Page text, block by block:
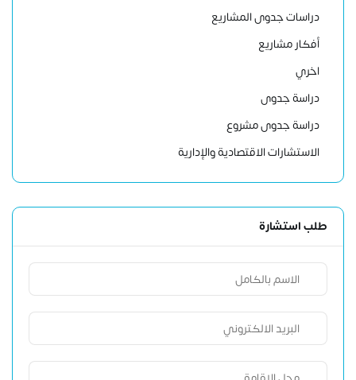
دراسات جدوى المشاريع
أفكار مشاريع
اخري
دراسة جدوى
دراسة جدوى مشروع
الاستشارات الاقتصادية والإدارية
طلب استشارة